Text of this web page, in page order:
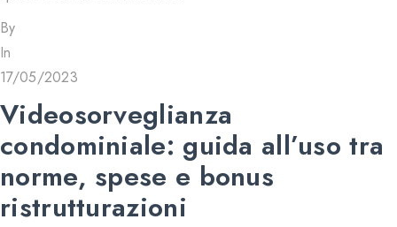
By
In
17/05/2023
Videosorveglianza
condominiale: guida all’uso tra
norme, spese e bonus
ristrutturazioni